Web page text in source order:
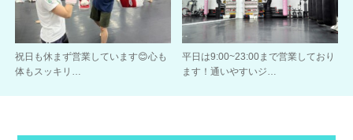
祝日も休まず営業しています😊心も
体もスッキリ…
平日は9:00~23:00まで営業しており
ます！通いやすいジ…